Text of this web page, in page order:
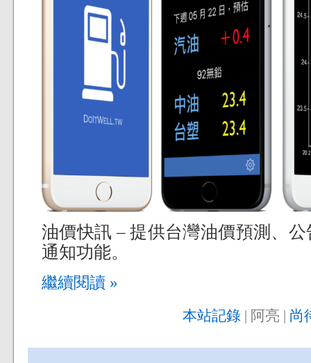
油價快訊 – 提供台灣油價預測、
通知功能。
繼續閱讀 »
本站記錄 | 阿亮 | 尚